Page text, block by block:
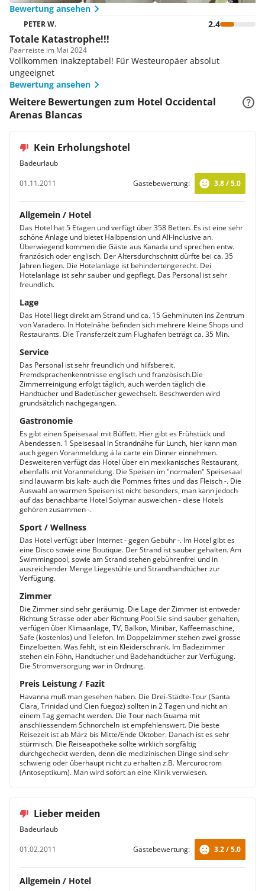
Bewertung ansehen
PETER W. 2.4
Totale Katastrophe!!!
Paarreiste im Mai 2024
Vollkommen inakzeptabel! Für Westeuropäer absolut
ungeeignet
Bewertung ansehen
Weitere Bewertungen zum Hotel Occidental
Arenas Blancas
Kein Erholungshotel
Badeurlaub
01.11.2011
Gästebewertung: 3.8 / 5.0
Allgemein / Hotel
Das Hotel hat 5 Etagen und verfügt über 358 Betten. Es ist eine sehr
schöne Anlage und bietet Halbpension und All-Inclusive an.
Überwiegend kommen die Gäste aus Kanada und sprechen entw.
französich oder englisch. Der Altersdurchschnitt dürfte bei ca. 35
Jahren liegen. Die Hotelanlage ist behindertengerecht. Dei
Hotelanlage ist sehr sauber und gepflegt. Das Personal ist sehr
freundlich.
Lage
Das Hotel liegt direkt am Strand und ca. 15 Gehminuten ins Zentrum
von Varadero. In Hotelnähe befinden sich mehrere kleine Shops und
Restaurants. Die Transferzeit zum Flughafen beträgt ca. 35 Min.
Service
Das Personal ist sehr freundlich und hilfsbereit.
Fremdsprachenkenntnisse englisch und französisch.Die
Zimmerreinigung erfolgt täglich, auch werden täglich die
Handtücher und Badetüscher gewechselt. Beschwerden wird
grundsätzlich nachgegangen.
Gastronomie
Es gibt einen Speisesaal mit Büffett. Hier gibt es Frühstück und
Abendessen. 1 Speisesaal in Strandnähe für Lunch, hier kann man
auch gegen Voranmeldung á la carte ein Dinner einnehmen.
Desweiteren verfügt das Hotel über ein mexikanisches Restaurant,
ebenfalls mit Voranmeldung. Die Speisen im "normalen" Speisesaal
sind lauwarm bis kalt- auch die Pommes frites und das Fleisch -. Die
Auswahl an warmen Speisen ist nicht besonders, man kann jedoch
auf das benachbarte Hotel Solymar ausweichen - diese Hotels
gehören zusammen -.
Sport / Wellness
Das Hotel verfügt über Internet - gegen Gebühr -. Im Hotel gibt es
eine Disco sowie eine Boutique. Der Strand ist sauber gehalten. Am
Swimmingpool, sowie am Strand stehen gebührenfrei und in
ausreichender Menge Liegestühle und Strandhandtücher zur
Verfügung.
Zimmer
Die Zimmer sind sehr geräumig. Die Lage der Zimmer ist entweder
Richtung Strasse oder aber Richtung Pool.Sie sind sauber gehalten,
verfügen über Klimaanlage, TV, Balkon, Minibar, Kaffeemaschine,
Safe (kostenlos) und Telefon. Im Doppelzimmer stehen zwei grosse
Einzelbetten. Was fehlt, ist ein Kleiderschrank. Im Badezimmer
stehen ein Föhn, Handtücher und Badehandtücher zur Verfügung.
Die Stromversorgung war in Ordnung.
Preis Leistung / Fazit
Havanna muß man gesehen haben. Die Drei-Städte-Tour (Santa
Clara, Trinidad und Cien fuegoz) sollten in 2 Tagen und nicht an
einem Tag gemacht werden. Die Tour nach Guama mit
anschliessendem Schnorcheln ist empfehlenswert. Die beste
Reisezeit ist ab März bis Mitte/Ende Oktober. Danach ist es sehr
stürmisch. Die Reiseapotheke sollte wirklich sorgfältig
durchgecheckt werden, denn die medizinischen Dinge sind sehr
schwierig oder überhaupt nicht zu erhalten z.B. Mercurocrom
(Antoseptikum). Man wird sofort an eine Klinik verwiesen.
Lieber meiden
Badeurlaub
01.02.2011
Gästebewertung: 3.2 / 5.0
Allgemein / Hotel